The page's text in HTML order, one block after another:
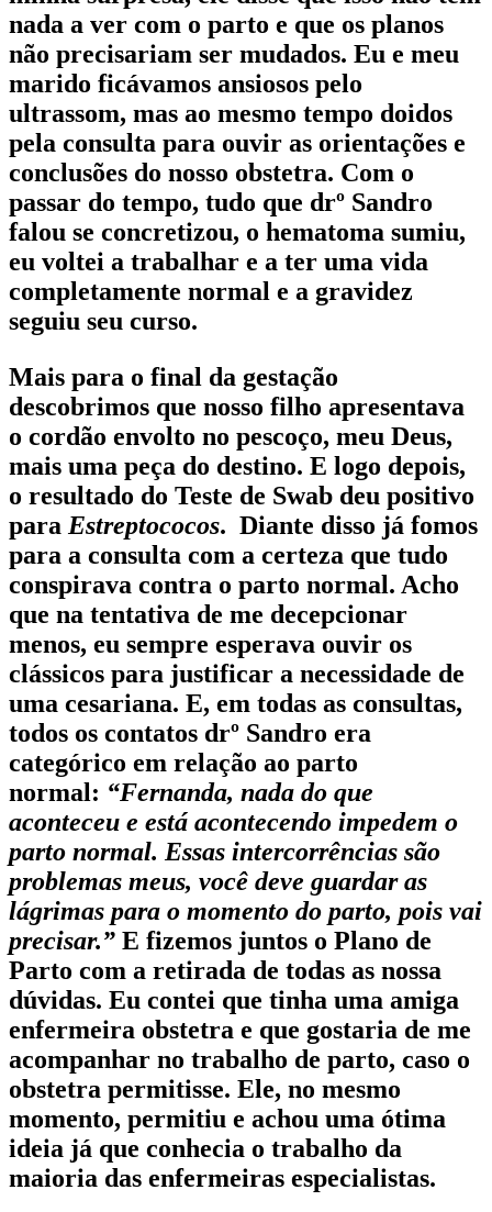
nada a ver com o parto e que os planos
não precisariam ser mudados. Eu e meu
marido ficávamos ansiosos pelo
ultrassom, mas ao mesmo tempo doidos
pela consulta para ouvir as orientações e
conclusões do nosso obstetra. Com o
passar do tempo, tudo que drº Sandro
falou se concretizou, o hematoma sumiu,
eu voltei a trabalhar e a ter uma vida
completamente normal e a gravidez
seguiu seu curso.
Mais para o final da gestação
descobrimos que nosso filho apresentava
o cordão envolto no pescoço, meu Deus,
mais uma peça do destino. E logo depois,
o resultado do Teste de Swab deu positivo
para Estreptococos. Diante disso já fomos
para a consulta com a certeza que tudo
conspirava contra o parto normal. Acho
que na tentativa de me decepcionar
menos, eu sempre esperava ouvir os
clássicos para justificar a necessidade de
uma cesariana. E, em todas as consultas,
todos os contatos drº Sandro era
categórico em relação ao parto
normal: “Fernanda, nada do que
aconteceu e está acontecendo impedem o
parto normal. Essas intercorrências são
problemas meus, você deve guardar as
lágrimas para o momento do parto, pois vai
precisar.” E fizemos juntos o Plano de
Parto com a retirada de todas as nossa
dúvidas. Eu contei que tinha uma amiga
enfermeira obstetra e que gostaria de me
acompanhar no trabalho de parto, caso o
obstetra permitisse. Ele, no mesmo
momento, permitiu e achou uma ótima
ideia já que conhecia o trabalho da
maioria das enfermeiras especialistas.